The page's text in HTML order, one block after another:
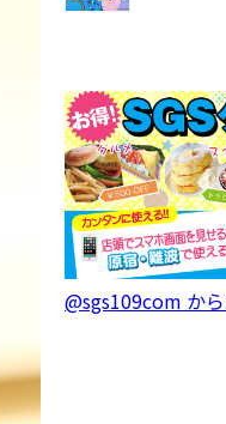
@sgs109com か